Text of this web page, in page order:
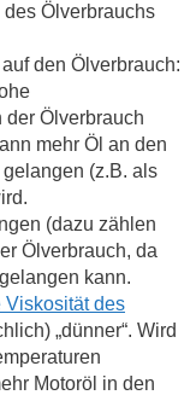
Ölverbrauchs
den Ölverbrauch:
der Ölverbrauch
mehr Öl an den
(z.B. als
(dazu zählen
Ölverbrauch, da
kann.
Viskosität des
„dünner“. Wird
Motoröl in den